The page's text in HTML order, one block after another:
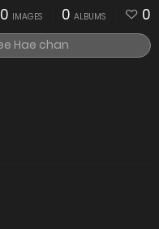
0 IMAGES 0 ALBUMS 0